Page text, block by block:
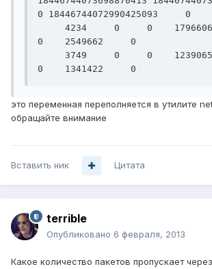
0 18446744072990425093     0
0    2549662     0
это переменная переполняется в утилите
обращайте внимание
Вставить ник Цитата
terrible
Опубликовано 6 февраля, 2013
Какое количество пакетов пропускает